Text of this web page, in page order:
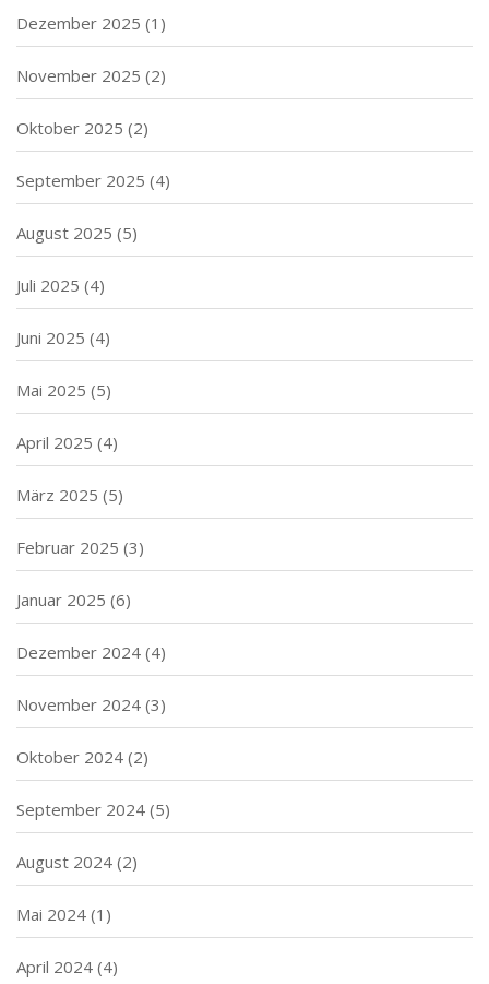
Dezember 2025 (1)
November 2025 (2)
Oktober 2025 (2)
September 2025 (4)
August 2025 (5)
Juli 2025 (4)
Juni 2025 (4)
Mai 2025 (5)
April 2025 (4)
März 2025 (5)
Februar 2025 (3)
Januar 2025 (6)
Dezember 2024 (4)
November 2024 (3)
Oktober 2024 (2)
September 2024 (5)
August 2024 (2)
Mai 2024 (1)
April 2024 (4)